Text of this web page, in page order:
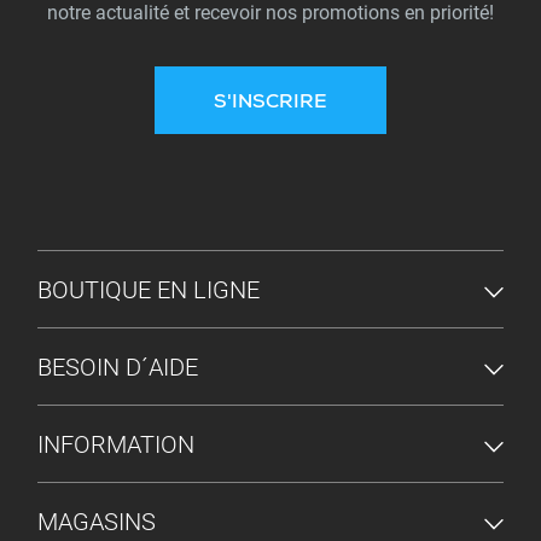
notre actualité et recevoir nos promotions en priorité!
S'INSCRIRE
MENU DU PIED DE PAGE
BOUTIQUE EN LIGNE
BESOIN D´AIDE
INFORMATION
MAGASINS